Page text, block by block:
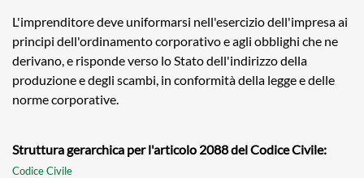
L'imprenditore deve uniformarsi nell'esercizio dell'impresa ai
principi dell'ordinamento corporativo e agli obblighi che ne
derivano, e risponde verso lo Stato dell'indirizzo della
produzione e degli scambi, in conformità della legge e delle
norme corporative.
Struttura gerarchica per l'articolo 2088 del Codice Civile:
Codice Civile